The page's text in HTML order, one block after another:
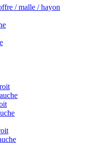
/ malle / hayon